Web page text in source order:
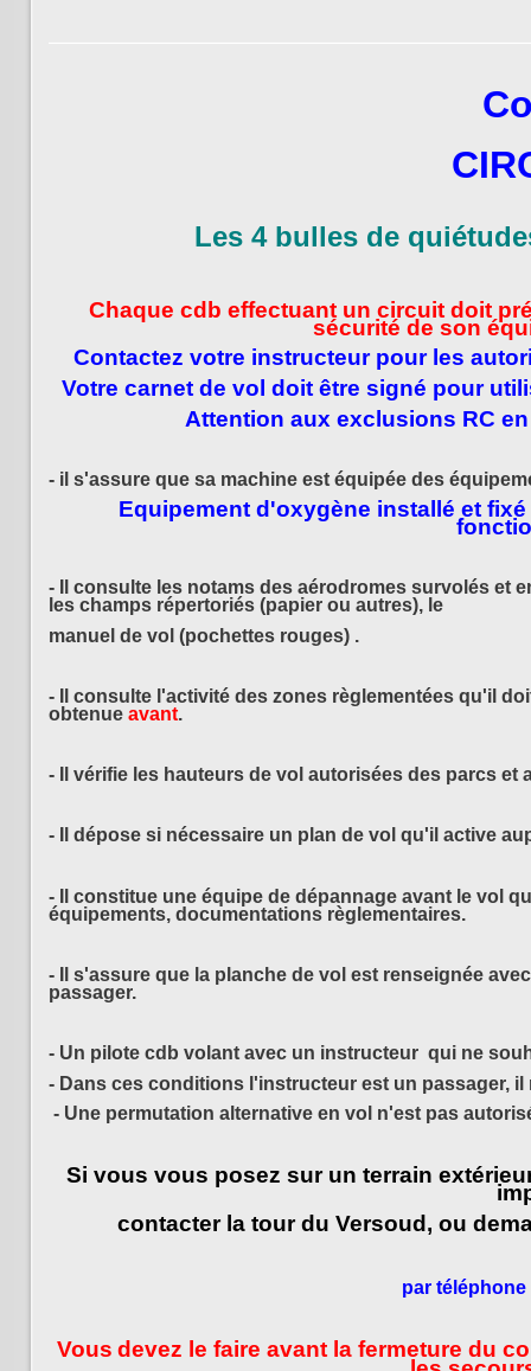
Les 4 bulles de
Chaque cdb effectuant un circuit doit
sécurité de son
Contactez votre instructeur pour les
Votre carnet de vol doit être signé pour
Attention aux exclusions RC
- il s'assure que sa machine est équipée des
Equipement d'oxygène installé et
- Il consulte les notams des aérodromes survolés et
les champs répertoriés (papier ou autres), le
manuel de vol (pochettes rouges) .
- Il consulte l'activité des zones règlementées qu'il
obtenue avant.
- Il vérifie les hauteurs de vol autorisées des parcs et
- Il dépose si nécessaire un plan de vol qu'il active
- Il constitue une équipe de dépannage avant le vol
équipements, documentations règlementaires.
- Il s'assure que la planche de vol est renseignée
passager.
- Un pilote cdb volant avec un instructeur qui ne
- Dans ces conditions l'instructeur est un passager, il
- Une permutation alternative en vol n'est pas
Si vous vous posez sur un terrain
contacter la tour du Versoud, ou
par téléphone
Vous devez le faire avant la fermeture du